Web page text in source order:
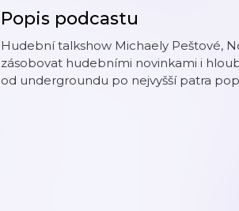
Popis podcastu
Hudební talkshow Michaely Peštové,
zásobovat hudebními novinkami i
od undergroundu po nejvyšší patra